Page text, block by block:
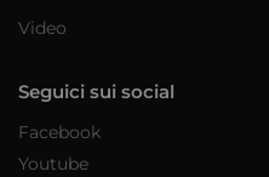
Video
Seguici sui social
Facebook
Youtube